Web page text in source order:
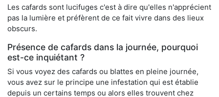
Les cafards sont lucifuges c'est à dire qu'elles n'apprécient
pas la lumière et préfèrent de ce fait vivre dans des lieux
obscurs.
Présence de cafards dans la journée, pourquoi
est-ce inquiétant ?
Si vous voyez des cafards ou blattes en pleine journée,
vous avez sur le principe une infestation qui est établie
depuis un certains temps ou alors elles trouvent chez